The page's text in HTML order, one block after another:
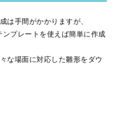
は手間がかかりますが、
ンプレートを使えば簡単に作成
な場面に対応した雛形をダウ